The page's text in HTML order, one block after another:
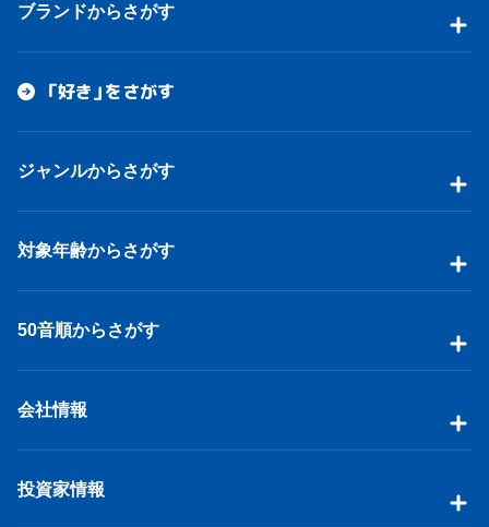
ブランドからさがす
「好き」をさがす
ジャンルからさがす
対象年齢からさがす
50音順からさがす
会社情報
投資家情報